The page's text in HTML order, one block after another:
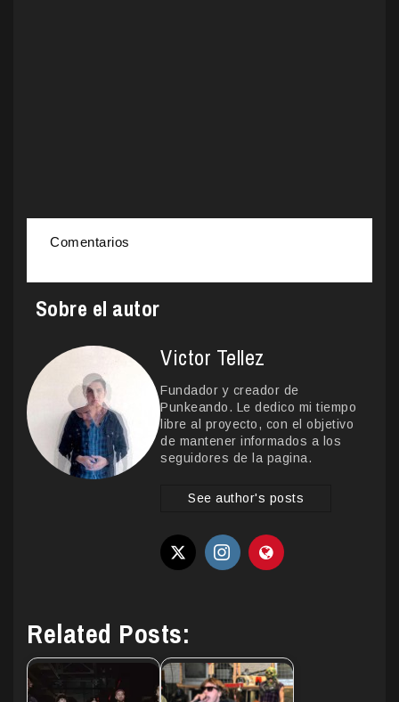
Comentarios
Sobre el autor
Victor Tellez
Fundador y creador de
Punkeando. Le dedico mi tiempo
libre al proyecto, con el objetivo
de mantener informados a los
seguidores de la pagina.
See author's posts
Related Posts: